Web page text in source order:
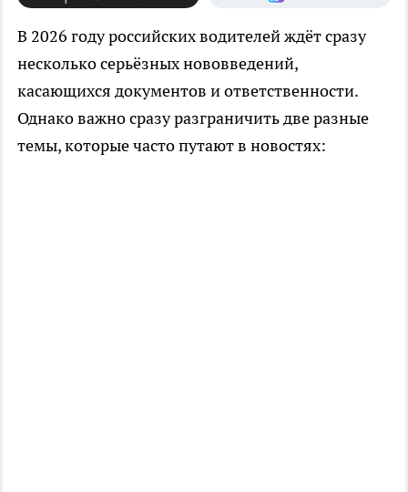
В 2026 году российских водителей ждёт сразу
несколько серьёзных нововведений,
касающихся документов и ответственности.
Однако важно сразу разграничить две разные
темы, которые часто путают в новостях: